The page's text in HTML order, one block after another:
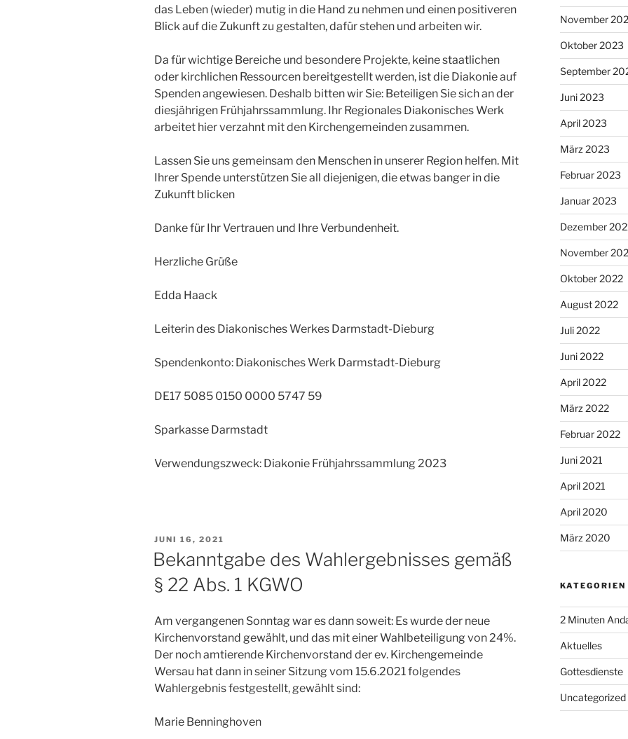
das Leben (wieder) mutig in die Hand zu nehmen und einen positiveren
Blick auf die Zukunft zu gestalten, dafür stehen und arbeiten wir.
Da für wichtige Bereiche und besondere Projekte, keine staatlichen
oder kirchlichen Ressourcen bereitgestellt werden, ist die Diakonie auf
Spenden angewiesen. Deshalb bitten wir Sie: Beteiligen Sie sich an der
diesjährigen Frühjahrssammlung. Ihr Regionales Diakonisches Werk
arbeitet hier verzahnt mit den Kirchengemeinden zusammen.
Lassen Sie uns gemeinsam den Menschen in unserer Region helfen. Mit
Ihrer Spende unterstützen Sie all diejenigen, die etwas banger in die
Zukunft blicken
Danke für Ihr Vertrauen und Ihre Verbundenheit.
Herzliche Grüße
Edda Haack
Leiterin des Diakonisches Werkes Darmstadt-Dieburg
Spendenkonto: Diakonisches Werk Darmstadt-Dieburg
DE17 5085 0150 0000 5747 59
Sparkasse Darmstadt
Verwendungszweck: Diakonie Frühjahrssammlung 2023
VERÖFFENTLICHT
AM
JUNI 16, 2021
Bekanntgabe des Wahlergebnisses gemäß
§ 22 Abs. 1 KGWO
Am vergangenen Sonntag war es dann soweit: Es wurde der neue
Kirchenvorstand gewählt, und das mit einer Wahlbeteiligung von 24%.
Der noch amtierende Kirchenvorstand der ev. Kirchengemeinde
Wersau hat dann in seiner Sitzung vom 15.6.2021 folgendes
Wahlergebnis festgestellt, gewählt sind:
Marie Benninghoven
November
Oktober 2023
September
Juni 2023
April 2023
März 2023
Februar 2023
Januar 2023
Dezember
November
Oktober 2022
August 2022
Juli 2022
Juni 2022
April 2022
März 2022
Februar 2022
Juni 2021
April 2021
April 2020
März 2020
KATEGORIEN
2 Minuten
Aktuelles
Gottesdienste
Uncategorized